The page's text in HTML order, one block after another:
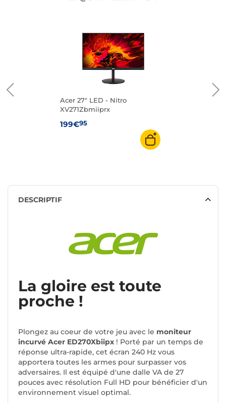
Acer 27" LED - Nitro
XV271Zbmiiprx
199€95
DESCRIPTIF
La gloire est toute
proche !
Plongez au coeur de votre jeu avec le moniteur
incurvé Acer ED270Xbiipx ! Porté par un temps de
réponse ultra-rapide, cet écran 240 Hz vous
apportera toutes les armes pour surpasser vos
adversaires. Il est équipé d'une dalle VA de 27
pouces avec résolution Full HD pour bénéficier d'un
environnement visuel optimal.